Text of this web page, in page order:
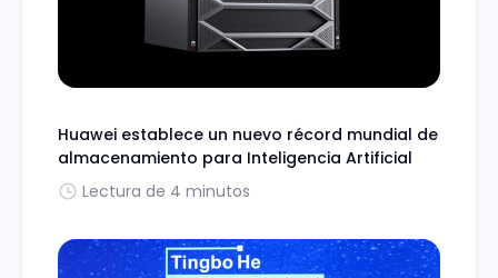
Huawei establece un nuevo récord mundial de
almacenamiento para Inteligencia Artificial
Lectura de 4 minutos